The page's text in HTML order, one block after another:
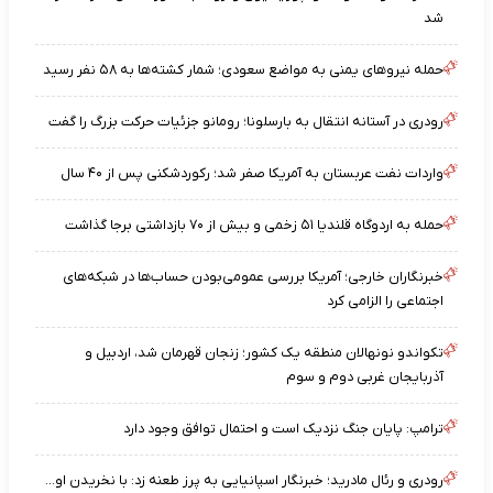
شد
حمله نیروهای یمنی به مواضع سعودی؛ شمار کشته‌ها به ۵۸ نفر رسید
رودری در آستانه انتقال به بارسلونا؛ رومانو جزئیات حرکت بزرگ را گفت
واردات نفت عربستان به آمریکا صفر شد؛ رکوردشکنی پس از ۴۰ سال
حمله به اردوگاه قلندیا ۵۱ زخمی و بیش از ۷۰ بازداشتی برجا گذاشت
خبرنگاران خارجی؛ آمریکا بررسی عمومی‌بودن حساب‌ها در شبکه‌های
اجتماعی را الزامی کرد
تکواندو نونهالان منطقه یک کشور؛ زنجان قهرمان شد، اردبیل و
آذربایجان غربی دوم و سوم
ترامپ: پایان جنگ نزدیک است و احتمال توافق وجود دارد
رودری و رئال مادرید؛ خبرنگار اسپانیایی به پرز طعنه زد: با نخریدن او...